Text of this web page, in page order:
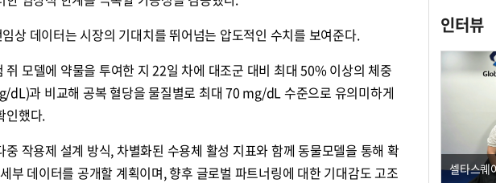
상 데이터는 시장의 기대치를 뛰어넘는 압도적인 수치를 보여준다.
쥐 모델에 약물을 투여한 지 22일 차에 대조군 대비 최대 50% 이상의 체중
dL)과 비교해 공복 혈당을 물질별로 최대 70 mg/dL 수준으로 유의미하게
인했다.
작용제 설계 방식, 차별화된 수용체 활성 지표와 함께 동물모델을 통해 확
부 데이터를 공개할 계획이며, 향후 글로벌 파트너링에 대한 기대감도 고조
인터뷰